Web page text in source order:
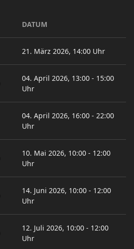
DATUM
21. März 2026, 14:00 Uhr
04. April 2026, 13:00 - 15:00
Uhr
04. April 2026, 16:00 - 22:00
Uhr
10. Mai 2026, 10:00 - 12:00
Uhr
14. Juni 2026, 10:00 - 12:00
Uhr
12. Juli 2026, 10:00 - 12:00
Uhr